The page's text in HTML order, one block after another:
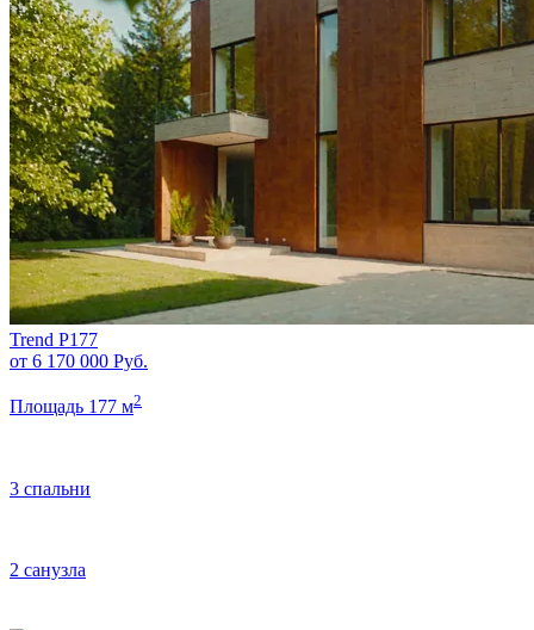
Trend P177
от 6 170 000 Руб.
Площадь 177 м2
3 спальни
2 санузла